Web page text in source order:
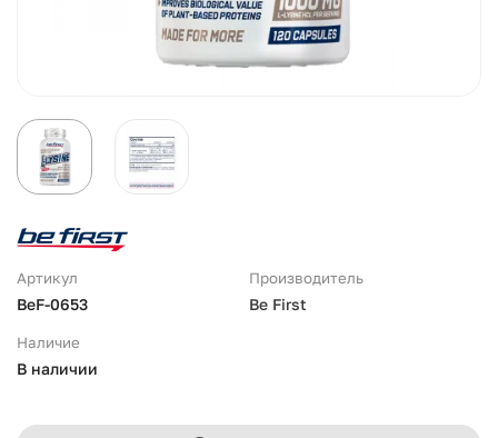
Артикул
BeF-0653
Производитель
Be First
Наличие
В наличии